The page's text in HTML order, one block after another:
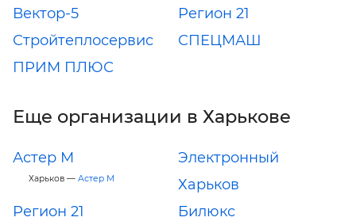
Вектор-5
Регион 21
Стройтеплосервис
СПЕЦМАШ
ПРИМ ПЛЮС
Еще организации в Харькове
Астер М
Харьков — Астер М
Электронный
Харьков
Регион 21
Билюкс